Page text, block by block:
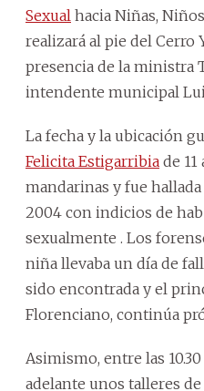
Sexual hacia Niñas,
realizará al pie del Cerro
presencia de la ministra
intendente municipal
La fecha y la ubicación
Felicita Estigarribia de
mandarinas y fue
2004 con indicios de
sexualmente . Los
niña llevaba un día de
sido encontrada y el
Florenciano, continúa
Asimismo, entre las
adelante unos talleres